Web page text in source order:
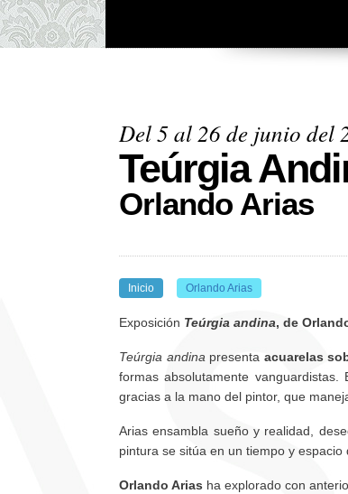
Del 5 al 26 de junio del
Teúrgia
Orlando Arias
Inicio Orlando Arias
Exposición Teúrgia andina, de
Teúrgia andinapresenta acuarelas
formas absolutamente
gracias a la mano del pintor, que
Arias ensambla sueño y realidad,
pintura se sitúa en un tiempo y
Orlando Arias ha explorado con